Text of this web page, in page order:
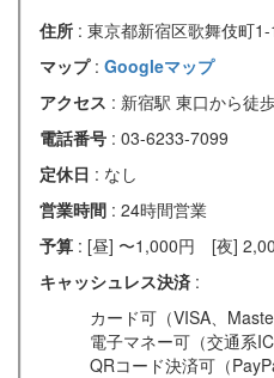
住所 : 東京都新宿区歌舞伎町
マップ : Googleマップ
アクセス : 新宿駅 東口から徒
電話番号 : 03-6233-7099
定休日 : なし
営業時間 : 24時間営業
予算 : [昼] 〜1,000円 [夜]
キャッシュレス決済 :
カード可（VISA、
電子マネー可（交通系IC
QRコード決済可（